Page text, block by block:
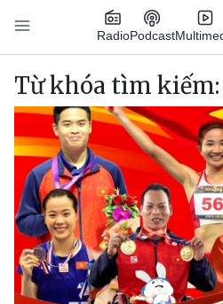
Nhảy đến nội dung
RadioPodcast
Main navigation
Từ khóa tìm kiếm: